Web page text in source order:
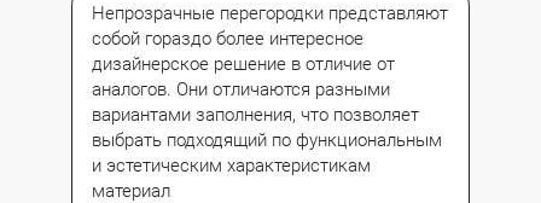
Непрозрачные перегородки представляют
собой гораздо более интересное
дизайнерское решение в отличие от
аналогов. Они отличаются разными
вариантами заполнения, что позволяет
выбрать подходящий по функциональным
и эстетическим характеристикам
материал